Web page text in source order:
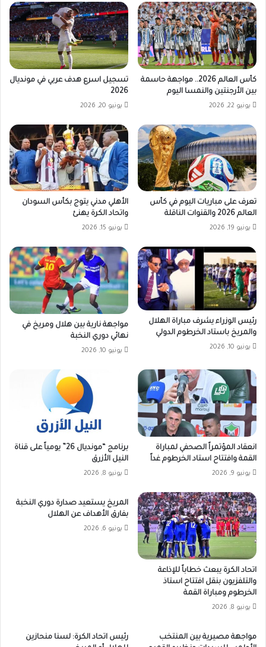
كأس العالم 2026.. مواجهة حاسمة
بين الأرجنتين والنمسا اليوم
يونيو 22, 2026
تسجيل اسرع هدف عربي في مونديال
2026
يونيو 20, 2026
تعرف على مباريات اليوم في كأس
العالم 2026 والقنوات الناقلة
يونيو 19, 2026
الأهلي مدني يتوج بكأس السودان
واتحاد الكرة يهنئ
يونيو 15, 2026
رئيس الوزراء يشرف مباراة الهلال
والمريخ باستاد الخرطوم الدولي
يونيو 10, 2026
مواجهة نارية بين هلال ومريخ في
نهائي دوري النخبة
يونيو 10, 2026
انعقاد المؤتمراً الصحفي لمباراة
القمة وافتتاح استاد الخرطوم غداً
يونيو 9, 2026
برنامج “مونديال 26” يومياً على قناة
النيل الأزرق
يونيو 8, 2026
اتحاد الكرة يبعث خطاباً للإذاعة
والتلفزيون بنقل افتتاح استاذ
الخرطوم ومباراة القمة
يونيو 8, 2026
المريخ يستعيد صدارة دوري النخبة
بفارق الأهداف عن الهلال
يونيو 6, 2026
مواجهة مصيرية بين المنتخب
رئيس اتحاد الكرة: لسنا منحازين